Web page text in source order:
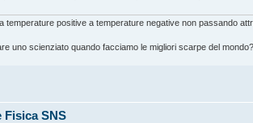
temperature positive a temperature negative non passando
uno scienziato quando facciamo le migliori scarpe del
Fisica SNS